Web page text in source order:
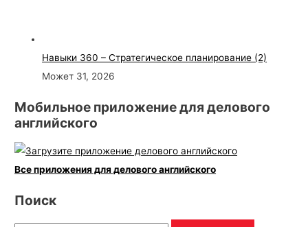
Навыки 360 – Стратегическое планирование (2)
Может 31, 2026
Мобильное приложение для делового
английского
Все приложения для делового английского
Поиск